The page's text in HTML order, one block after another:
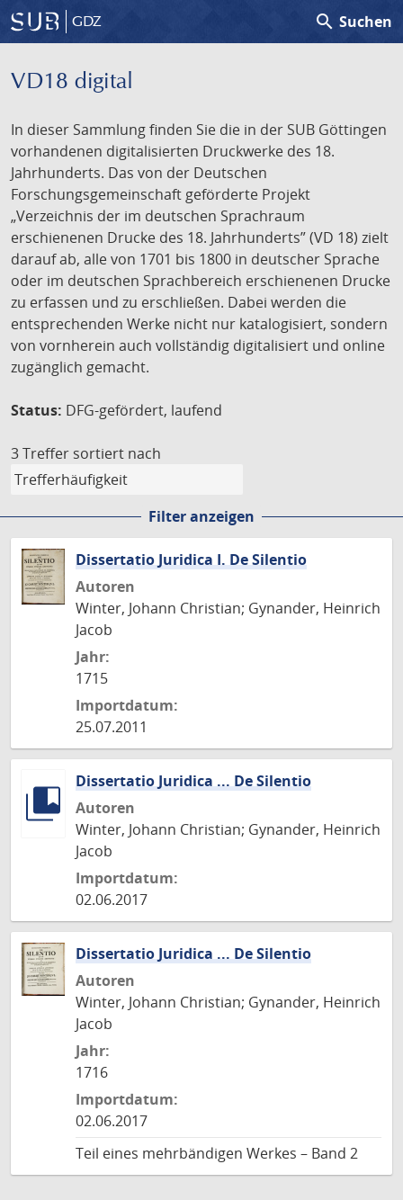
GDZ search Suchen
VD18 digital
In dieser Sammlung finden Sie die in der SUB Göttingen
vorhandenen digitalisierten Druckwerke des 18.
Jahrhunderts. Das von der Deutschen
Forschungsgemeinschaft geförderte Projekt
„Verzeichnis der im deutschen Sprachraum
erschienenen Drucke des 18. Jahrhunderts” (VD 18) zielt
darauf ab, alle von 1701 bis 1800 in deutscher Sprache
oder im deutschen Sprachbereich erschienenen Drucke
zu erfassen und zu erschließen. Dabei werden die
entsprechenden Werke nicht nur katalogisiert, sondern
von vornherein auch vollständig digitalisiert und online
zugänglich gemacht.
Status: DFG-gefördert, laufend
3 Treffer sortiert nach
Filter anzeigen
Dissertatio Juridica I. De Silentio
Autoren
Winter, Johann Christian; Gynander, Heinrich
Jacob
Jahr:
1715
Importdatum:
25.07.2011
Dissertatio Juridica ... De Silentio
Autoren
Winter, Johann Christian; Gynander, Heinrich
Jacob
Importdatum:
02.06.2017
Dissertatio Juridica ... De Silentio
Autoren
Winter, Johann Christian; Gynander, Heinrich
Jacob
Jahr:
1716
Importdatum:
02.06.2017
Teil eines mehrbändigen Werkes – Band 2